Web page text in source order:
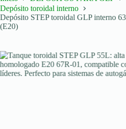
Depósito toroidal interno
Depósito STEP toroidal GLP interno
(E20)